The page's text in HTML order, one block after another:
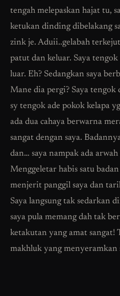
tengah melepaskan hajat tu,
ketukan dinding dibelakang
zink je. Aduii..gelabah
patut dan keluar. Saya
luar. Eh? Sedangkan saya
Mane dia pergi? Saya tengok
sy tengok ade pokok kelapa
ada dua cahaya berwarna
sangat dengan saya.
dan… saya nampak ada
Menggeletar habis satu
menjerit panggil saya dan
Saya langsung tak sedarkan
saya pula memang dah tak
ketakutan yang amat sangat!
makhluk yang menyeramkan